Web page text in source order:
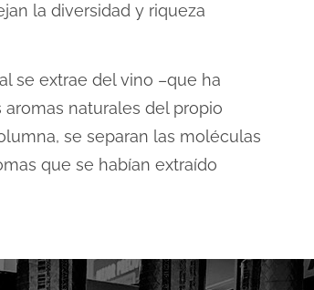
la diversidad y riqueza
se extrae del vino –que ha
naturales del propio
se separan las moléculas
que se habían extraído